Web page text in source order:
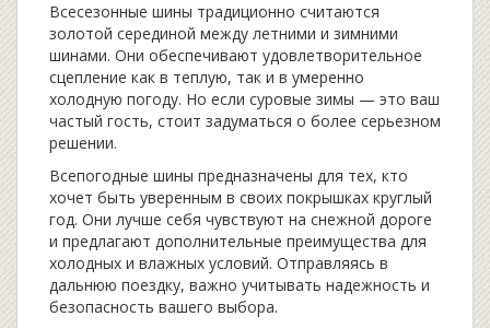
Всесезонные шины традиционно считаются
золотой серединой между летними и зимними
шинами. Они обеспечивают удовлетворительное
сцепление как в теплую, так и в умеренно
холодную погоду. Но если суровые зимы — это ваш
частый гость, стоит задуматься о более серьезном
решении.
Всепогодные шины предназначены для тех, кто
хочет быть уверенным в своих покрышках круглый
год. Они лучше себя чувствуют на снежной дороге
и предлагают дополнительные преимущества для
холодных и влажных условий. Отправляясь в
дальнюю поездку, важно учитывать надежность и
безопасность вашего выбора.